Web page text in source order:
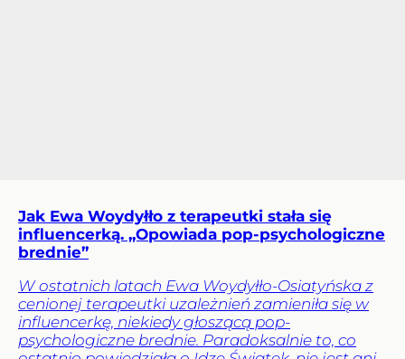
Jak Ewa Woydyłło z terapeutki stała się
influencerką. „Opowiada pop-psychologiczne
brednie”
W ostatnich latach Ewa Woydyłło-Osiatyńska z
cenionej terapeutki uzależnień zamieniła się w
influencerkę, niekiedy głoszącą pop-
psychologiczne brednie. Paradoksalnie to, co